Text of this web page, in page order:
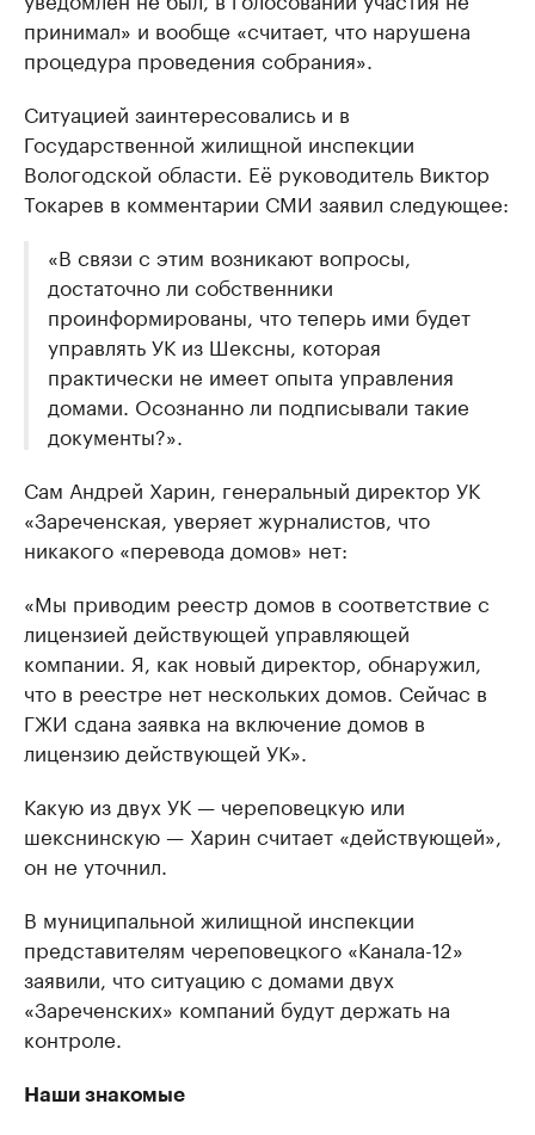
принимал» и вообще «считает, что нарушена
процедура проведения собрания».
Ситуацией заинтересовались и в
Государственной жилищной инспекции
Вологодской области. Её руководитель Виктор
Токарев в комментарии СМИ заявил следующее:
«В связи с этим возникают вопросы,
достаточно ли собственники
проинформированы, что теперь ими будет
управлять УК из Шексны, которая
практически не имеет опыта управления
домами. Осознанно ли подписывали такие
документы?».
Сам Андрей Харин, генеральный директор УК
«Зареченская, уверяет журналистов, что
никакого «перевода домов» нет:
«Мы приводим реестр домов в соответствие с
лицензией действующей управляющей
компании. Я, как новый директор, обнаружил,
что в реестре нет нескольких домов. Сейчас в
ГЖИ сдана заявка на включение домов в
лицензию действующей УК».
Какую из двух УК — череповецкую или
шекснинскую — Харин считает «действующей»,
он не уточнил.
В муниципальной жилищной инспекции
представителям череповецкого «Канала-12»
заявили, что ситуацию с домами двух
«Зареченских» компаний будут держать на
контроле.
Наши знакомые